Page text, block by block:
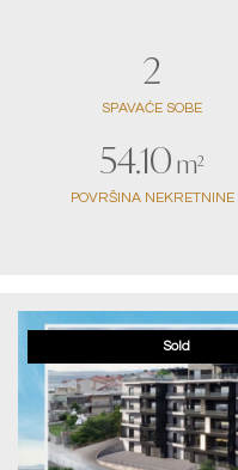
2
SPAVAĆE SOBE
54.10 m²
POVRŠINA NEKRETNINE
Sold